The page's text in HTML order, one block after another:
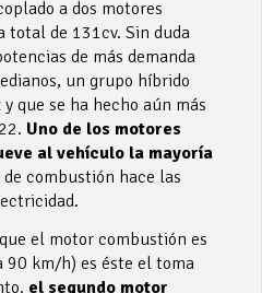
a dos motores
total de 131cv. Sin duda
de más demanda
un grupo híbrido
que se ha hecho aún más
Uno de los motores
al vehículo la mayoría
combustión hace las
el motor combustión es
90 km/h) es éste el toma
el segundo motor